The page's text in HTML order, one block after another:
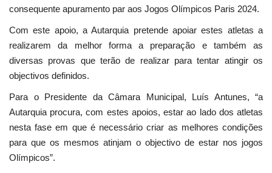
consequente apuramento par aos Jogos Olímpicos Paris 2024.
Com este apoio, a Autarquia pretende apoiar estes atletas a
realizarem da melhor forma a preparação e também as
diversas provas que terão de realizar para tentar atingir os
objectivos definidos.
Para o Presidente da Câmara Municipal, Luís Antunes, “a
Autarquia procura, com estes apoios, estar ao lado dos atletas
nesta fase em que é necessário criar as melhores condições
para que os mesmos atinjam o objectivo de estar nos jogos
Olímpicos”.